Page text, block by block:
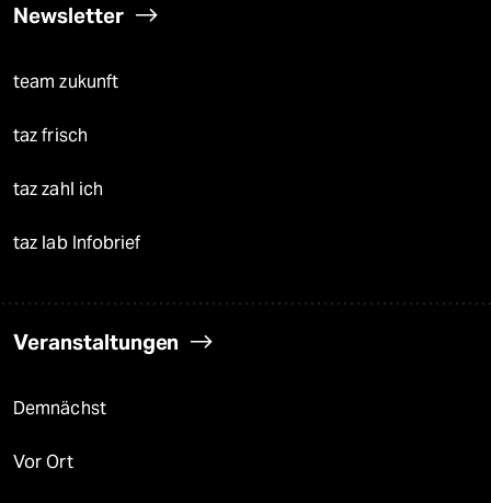
Newsletter
team zukunft
taz frisch
taz zahl ich
taz lab Infobrief
Veranstaltungen
Demnächst
Vor Ort